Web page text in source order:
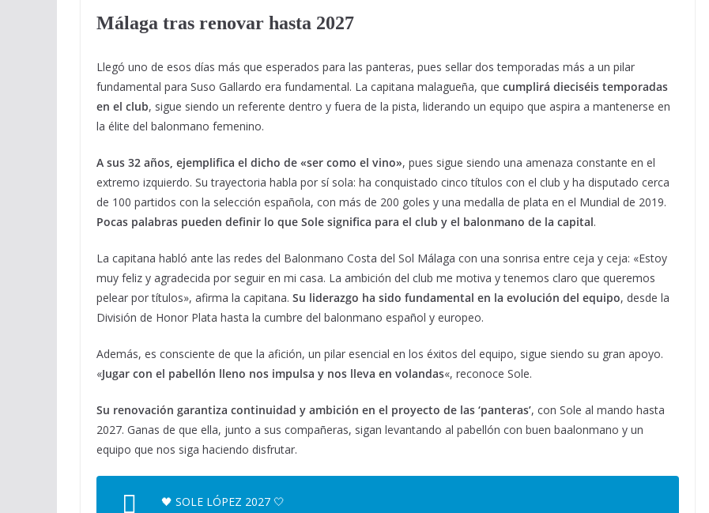
Málaga tras renovar hasta 2027
Llegó uno de esos días más que esperados para las panteras, pues sellar dos temporadas más a un pilar
fundamental para Suso Gallardo era fundamental. La capitana malagueña, que cumplirá dieciséis temporadas
en el club, sigue siendo un referente dentro y fuera de la pista, liderando un equipo que aspira a mantenerse en
la élite del balonmano femenino.
A sus 32 años, ejemplifica el dicho de «ser como el vino», pues sigue siendo una amenaza constante en el
extremo izquierdo. Su trayectoria habla por sí sola: ha conquistado cinco títulos con el club y ha disputado cerca
de 100 partidos con la selección española, con más de 200 goles y una medalla de plata en el Mundial de 2019.
Pocas palabras pueden definir lo que Sole significa para el club y el balonmano de la capital.
La capitana habló ante las redes del Balonmano Costa del Sol Málaga con una sonrisa entre ceja y ceja: «Estoy
muy feliz y agradecida por seguir en mi casa. La ambición del club me motiva y tenemos claro que queremos
pelear por títulos», afirma la capitana. Su liderazgo ha sido fundamental en la evolución del equipo, desde la
División de Honor Plata hasta la cumbre del balonmano español y europeo.
Además, es consciente de que la afición, un pilar esencial en los éxitos del equipo, sigue siendo su gran apoyo.
«Jugar con el pabellón lleno nos impulsa y nos lleva en volandas«, reconoce Sole.
Su renovación garantiza continuidad y ambición en el proyecto de las ‘panteras’, con Sole al mando hasta
2027. Ganas de que ella, junto a sus compañeras, sigan levantando al pabellón con buen baalonmano y un
equipo que nos siga haciendo disfrutar.
🖤 SOLE LÓPEZ 2027 🤍